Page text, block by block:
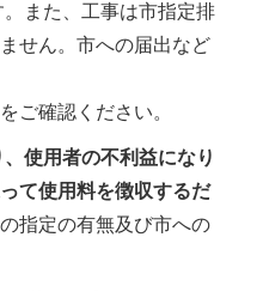
また、工事は市指定排
せん。市への届出など
ご確認ください。
使用者の不利益になり
て使用料を徴収するだ
指定の有無及び市への